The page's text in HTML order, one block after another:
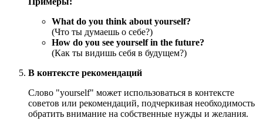
What do you think about yourself?
(Что ты думаешь о себе?)
How do you see yourself in the future?
(Как ты видишь себя в будущем?)
В контексте рекомендаций
Слово "yourself" может использоваться в контексте
советов или рекомендаций, подчеркивая необходимость
обратить внимание на собственные нужды и желания.